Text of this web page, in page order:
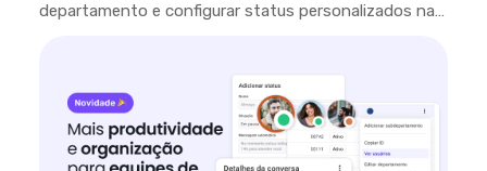
departamento e configurar status personalizados na